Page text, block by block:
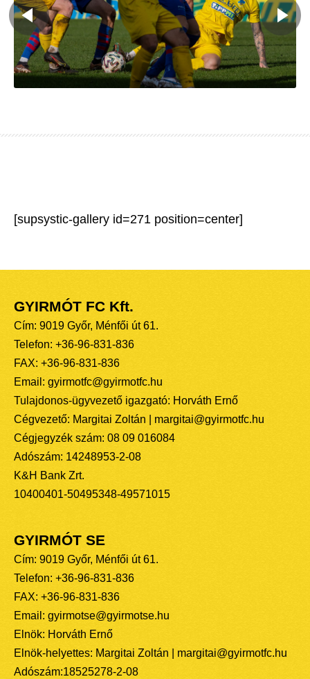
[supsystic-gallery id=271 position=center]
GYIRMÓT FC Kft.
Cím: 9019 Győr, Ménfői út 61.
Telefon: +36-96-831-836
FAX: +36-96-831-836
Email: gyirmotfc@gyirmotfc.hu
Tulajdonos-ügyvezető igazgató: Horváth Ernő
Cégvezető: Margitai Zoltán | margitai@gyirmotfc.hu
Cégjegyzék szám: 08 09 016084
Adószám: 14248953-2-08
K&H Bank Zrt.
10400401-50495348-49571015
GYIRMÓT SE
Cím: 9019 Győr, Ménfői út 61.
Telefon: +36-96-831-836
FAX: +36-96-831-836
Email: gyirmotse@gyirmotse.hu
Elnök: Horváth Ernő
Elnök-helyettes: Margitai Zoltán | margitai@gyirmotfc.hu
Adószám:18525278-2-08